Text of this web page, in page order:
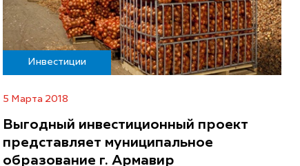
Инвестиции
5 Марта 2018
Выгодный инвестиционный проект
представляет муниципальное
образование г. Армавир